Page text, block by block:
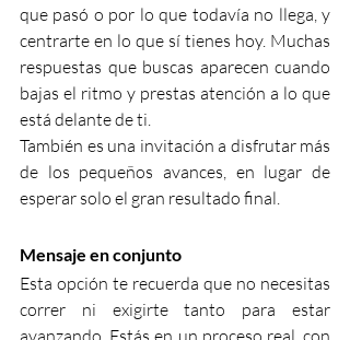
que pasó o por lo que todavía no llega, y
centrarte en lo que sí tienes hoy. Muchas
respuestas que buscas aparecen cuando
bajas el ritmo y prestas atención a lo que
está delante de ti.
También es una invitación a disfrutar más
de los pequeños avances, en lugar de
esperar solo el gran resultado final.
Mensaje en conjunto
Esta opción te recuerda que no necesitas
correr ni exigirte tanto para estar
avanzando. Estás en un proceso real, con